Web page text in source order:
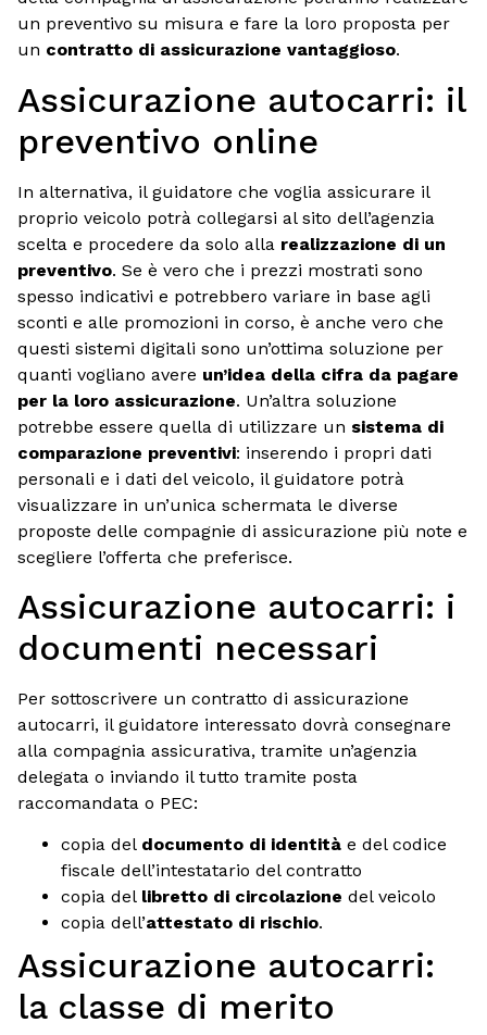
un preventivo su misura e fare la loro proposta per
un contratto di assicurazione vantaggioso.
Assicurazione autocarri: il
preventivo online
In alternativa, il guidatore che voglia assicurare il
proprio veicolo potrà collegarsi al sito dell’agenzia
scelta e procedere da solo alla realizzazione di un
preventivo. Se è vero che i prezzi mostrati sono
spesso indicativi e potrebbero variare in base agli
sconti e alle promozioni in corso, è anche vero che
questi sistemi digitali sono un’ottima soluzione per
quanti vogliano avere un’idea della cifra da pagare
per la loro assicurazione. Un’altra soluzione
potrebbe essere quella di utilizzare un sistema di
comparazione preventivi: inserendo i propri dati
personali e i dati del veicolo, il guidatore potrà
visualizzare in un’unica schermata le diverse
proposte delle compagnie di assicurazione più note e
scegliere l’offerta che preferisce.
Assicurazione autocarri: i
documenti necessari
Per sottoscrivere un contratto di assicurazione
autocarri, il guidatore interessato dovrà consegnare
alla compagnia assicurativa, tramite un’agenzia
delegata o inviando il tutto tramite posta
raccomandata o PEC:
copia del documento di identità e del codice
fiscale dell’intestatario del contratto
copia del libretto di circolazione del veicolo
copia dell’attestato di rischio.
Assicurazione autocarri:
la classe di merito